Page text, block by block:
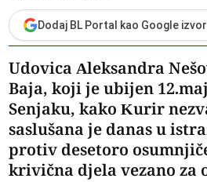
Dodaj BL Portal kao Google izvor
Udovica Aleksandra
Baja, koji je ubijen
Senjaku, kako Kurir
saslušana je danas u
protiv desetoro
krivična djela vezano za